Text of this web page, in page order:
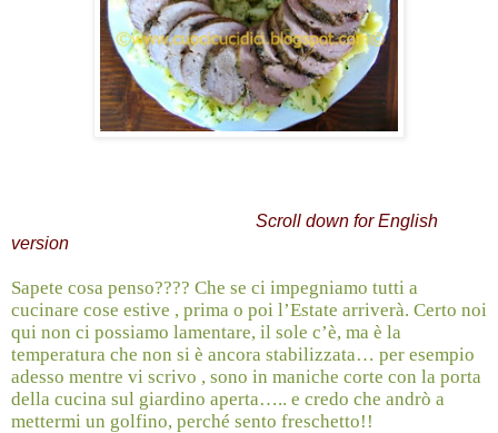
Scroll down for English
version
Sapete cosa penso???? Che se ci impegniamo tutti a
cucinare cose estive , prima o poi l’Estate arriverà. Certo noi
qui non ci possiamo lamentare, il sole c’è, ma è la
temperatura che non si è ancora stabilizzata… per esempio
adesso mentre vi scrivo , sono in maniche corte con la porta
della cucina sul giardino aperta….. e credo che andrò a
mettermi un golfino, perché sento freschetto!!